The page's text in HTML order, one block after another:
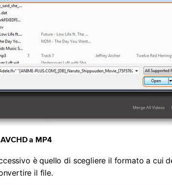
a MP4
è quello di scegliere il formato a cui
il file.